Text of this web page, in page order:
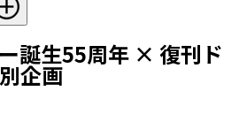
誕生55周年 × 復刊ド
企画